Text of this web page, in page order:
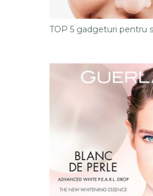
TOP 5 gadgeturi pentru